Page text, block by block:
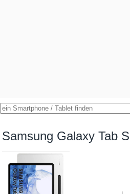
Samsung Galaxy Tab